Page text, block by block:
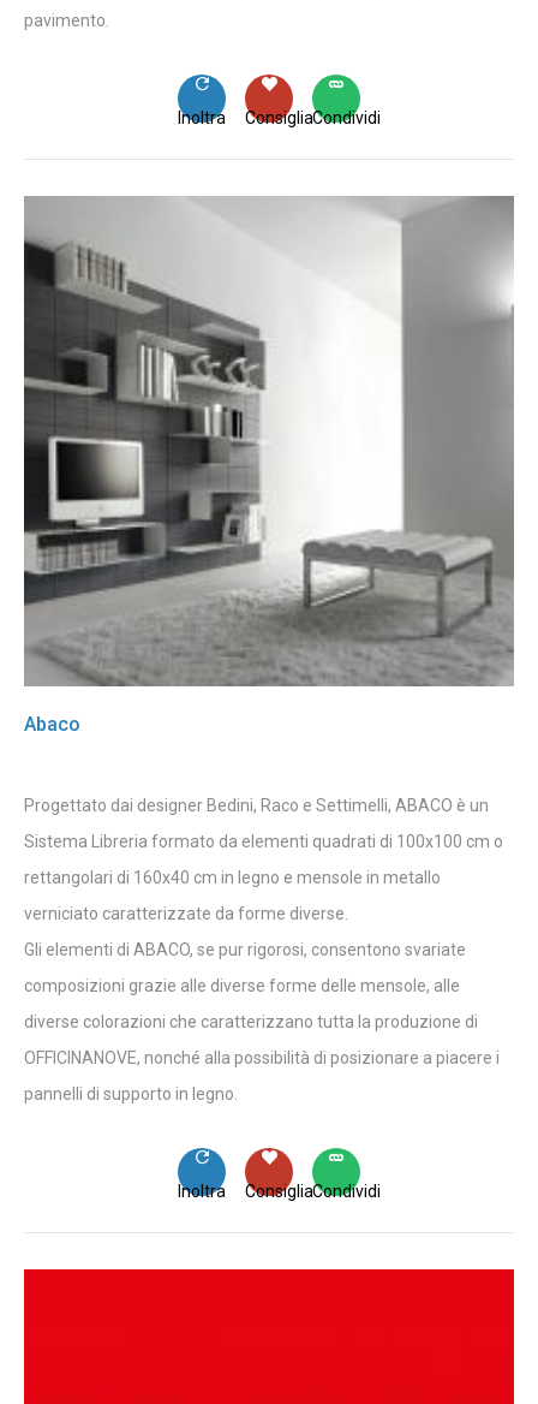
pavimento.
Condividi
Consiglia
Inoltra
Abaco
Progettato dai designer Bedini, Raco e Settimelli, ABACO è un
Sistema Libreria formato da elementi quadrati di 100x100 cm o
rettangolari di 160x40 cm in legno e mensole in metallo
verniciato caratterizzate da forme diverse.
Gli elementi di ABACO, se pur rigorosi, consentono svariate
composizioni grazie alle diverse forme delle mensole, alle
diverse colorazioni che caratterizzano tutta la produzione di
OFFICINANOVE, nonché alla possibilità di posizionare a piacere i
pannelli di supporto in legno.
Condividi
Consiglia
Inoltra